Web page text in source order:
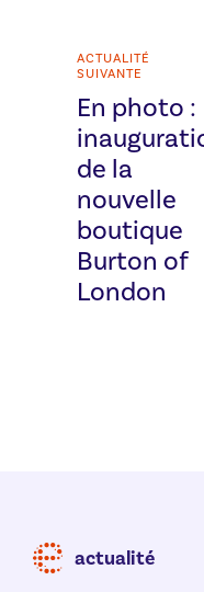
ACTUALITÉ
SUIVANTE
En photo :
de la
nouvelle
boutique
Burton of
London
actualité